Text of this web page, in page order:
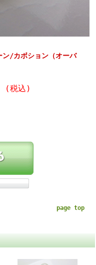
ン/カボション（オーバ
(税込)
page top